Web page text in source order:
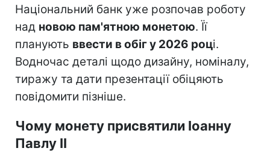
Національний банк уже розпочав роботу
над новою пам'ятною монетою. Її
планують ввести в обіг у 2026 році.
Водночас деталі щодо дизайну, номіналу,
тиражу та дати презентації обіцяють
повідомити пізніше.
Чому монету присвятили Іоанну
Павлу II